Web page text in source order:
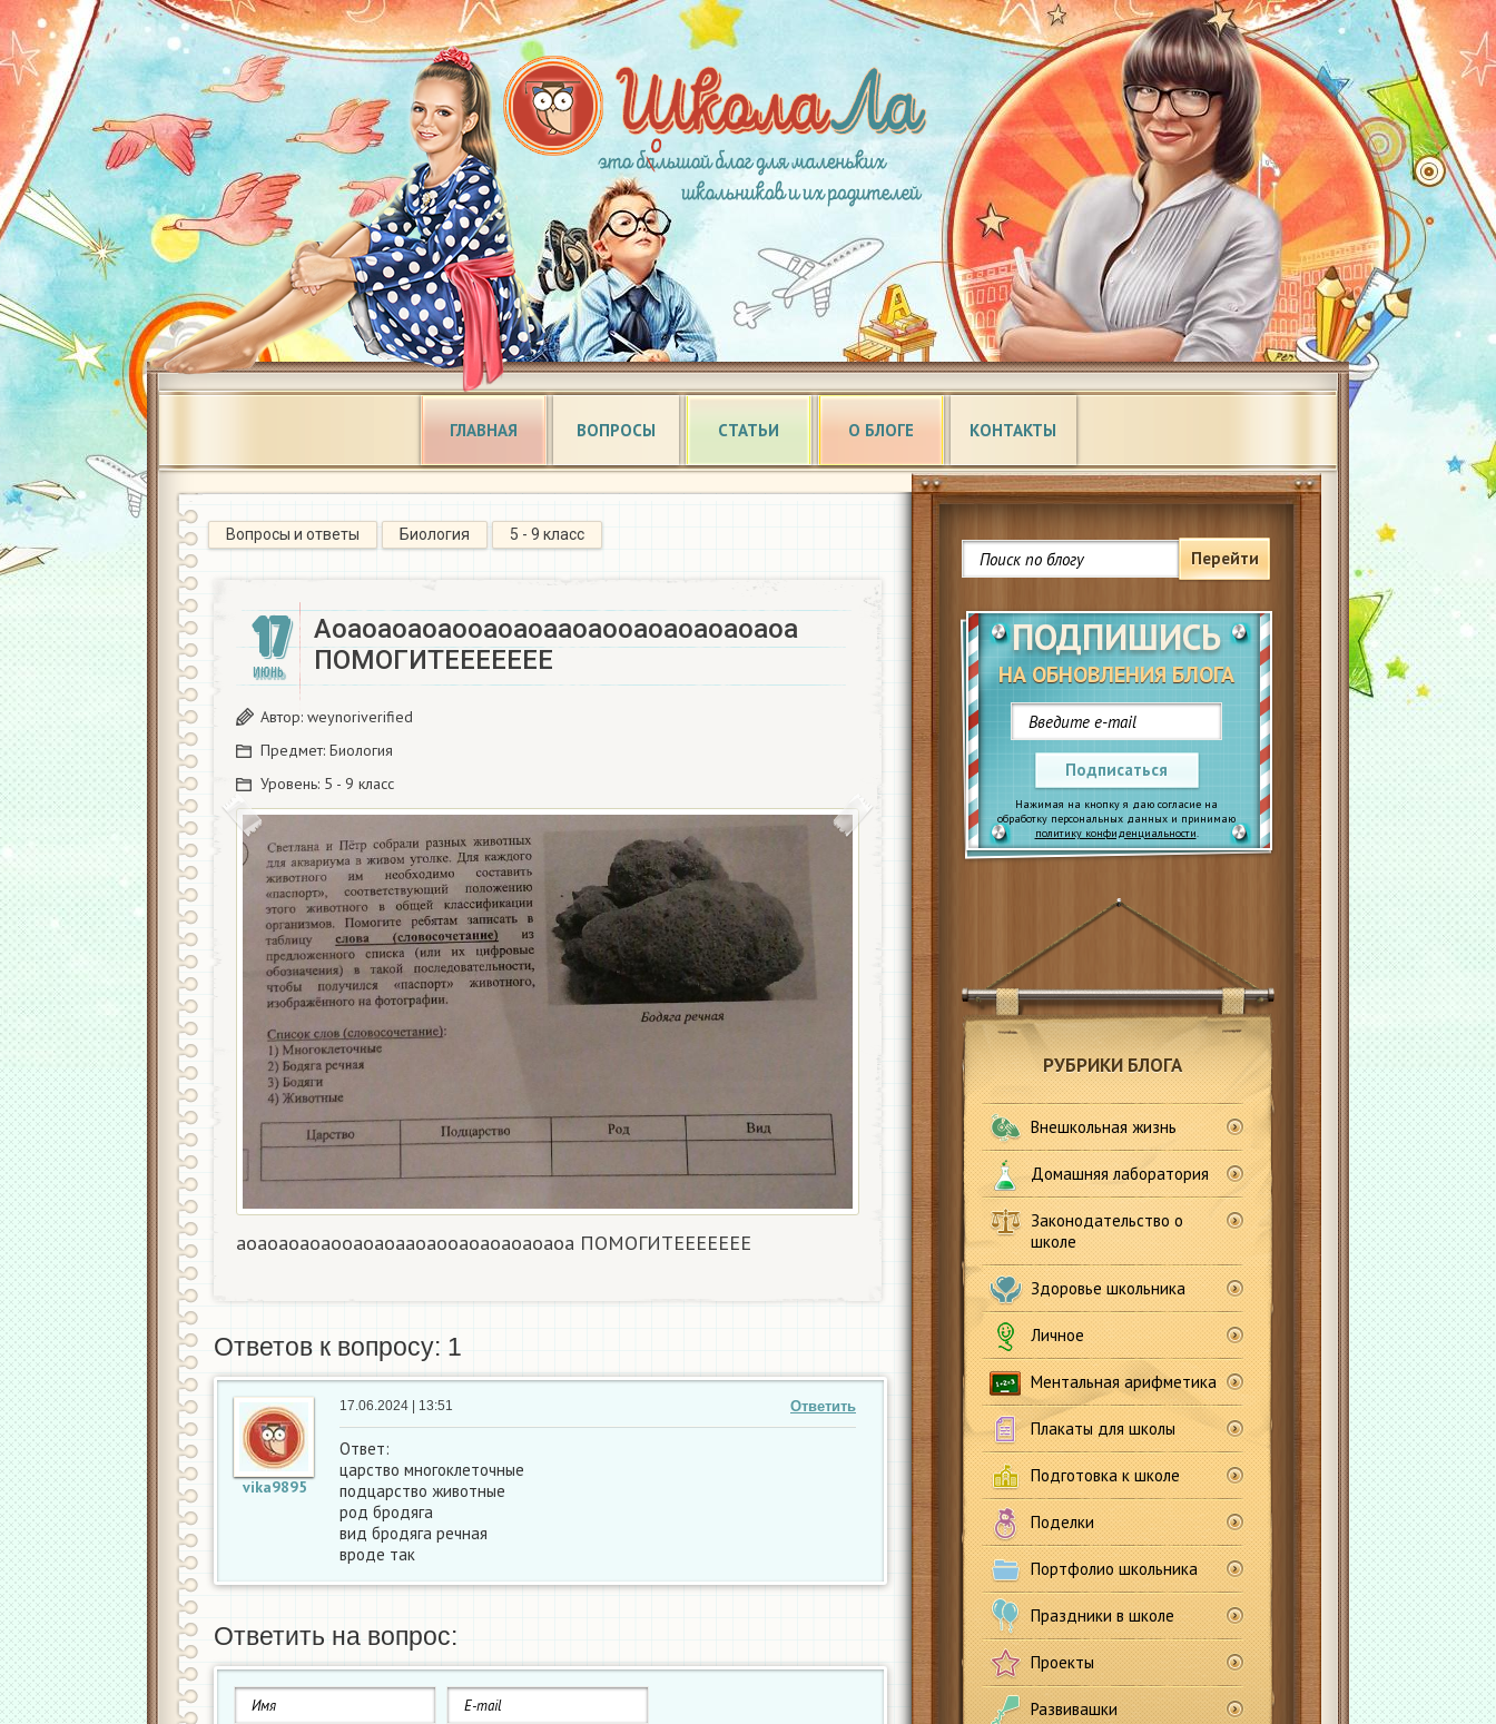
ГЛАВНАЯ ВОПРОСЫ СТАТЬИ О БЛОГЕ КОНТАКТЫ
Перейти
ПОДПИШИСЬ
НА ОБНОВЛЕНИЯ БЛОГА
Подписаться
Нажимая на кнопку я даю согласие на
обработку персональных данных и принимаю
политику конфиденциальности.
РУБРИКИ БЛОГА
Внешкольная жизнь
Домашняя лаборатория
Законодательство о
школе
Здоровье школьника
Личное
Ментальная арифметика
Плакаты для школы
Подготовка к школе
Поделки
Портфолио школьника
Праздники в школе
Проекты
Развивашки
Вопросы и ответы Биология 5 - 9 класс
17
ИЮНЬ
Аоаоаоаоаооаоаоааоаооаоаоаоаоаоа
ПОМОГИТЕЕЕЕЕЕЕ​
Автор: weynoriverified
Предмет: Биология
Уровень: 5 - 9 класс
аоаоаоаоаооаоаоааоаооаоаоаоаоаоа ПОМОГИТЕЕЕЕЕЕЕ​
Ответов к вопросу: 1
vika9895
Ответить
17.06.2024 | 13:51
Ответ:
царство многоклеточные
подцарство животные
род бродяга
вид бродяга речная
вроде так
Ответить на вопрос: